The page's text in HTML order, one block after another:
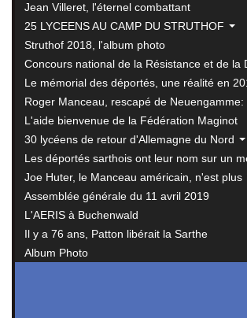
Jean Villeret, l'éternel combattant
25 LYCEENS AU CAMP DU STRUTHOF
Struthof 2018, l'album photo
Concours national de la Résistance et de la
Le mémorial des déportés, une réalité en
Roger Manceau, rescapé de Neuengamme:
L'aide bienvenue de la Fédération Maginot
30 lycéens de retour d'Allemagne du Nord
Les déportés sarthois ont leur nom sur un
Joe Huter, le Manceau américain, n'est plus
Assemblée générale du 11 avril 2019
L'AERIS à Buchenwald
Il y a 76 ans, Patton libérait la Sarthe
Album Photo